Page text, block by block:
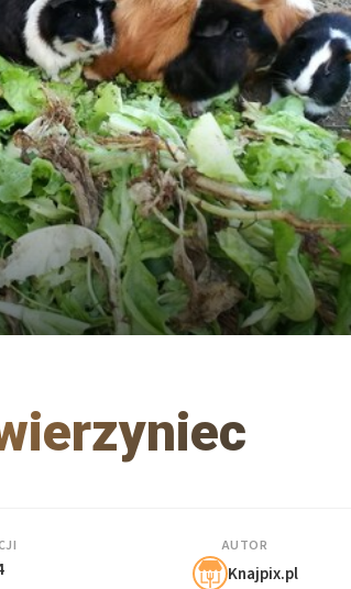
AUTOR
Knajpix.pl